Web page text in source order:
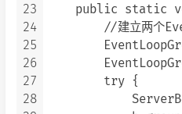
23
24
25
26
27
28
public static
//建立两个
        try {